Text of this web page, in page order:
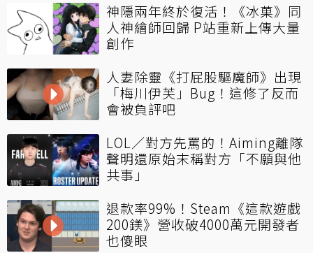
神隱兩年終於復活！《冰菓》同
人神繪師回歸 P站重新上傳大量
創作
人妻除靈《打屁股驅魔師》出現
「梅川伊芙」Bug！這修了反而
會被負評吧
LOL／對方先罵的！Aiming離隊
聲明還原始末稱對方「不願與他
共事」
退款率99%！Steam《這款遊戲
200鎂》營收破4000萬元開發者
也傻眼